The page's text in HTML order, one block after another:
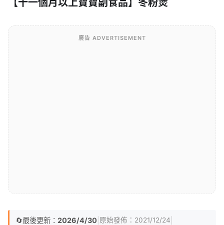
廣告 ADVERTISEMENT
🔄最後更新： 2026/4/30 原始發佈： 2021/12/24